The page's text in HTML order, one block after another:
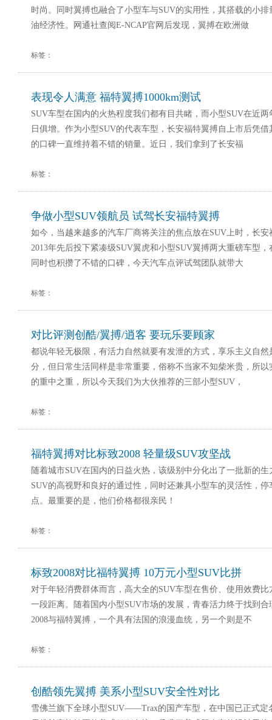
时尚。同时翼搏也融合了小型车与SUV的实用性，其搭载的小
油经济性。网通社查阅E-NCAP官网后发现，翼搏在欧洲做
标签：
表现令人满意 福特翼搏1000km测试
SUV车型在国内的火热程度我们都有目共睹，而小型SUV在近
日俱增。作为小型SUV的代表车型，长安福特翼搏自上市后凭
的口碑一直维持着不错的销量。近日，我们拿到了长安福
标签：
争做小型SUV领航员 试驾长安福特翼搏
如今，当越来越多的汽车厂商将关注的焦点放在SUV上时，长
2013年先后投下紧凑级SUV翼虎和小型SUV翼搏两大重磅车型
同时也积攒了不错的口碑，今天汽车点评试驾团队就带大
标签：
对比评测创酷/翼搏/逍客 要玩乐要顾家
都说年轻无极限，有活力自然就要有发泄的方式，享乐主义自
分，但日常生活同样是非常重要，俗称不当家不知柴米贵，所
的重中之重，所以今天我们为大伙推荐的三部小型SUV，
标签：
福特翼搏对比标致2008 轻量级SUV攻坚战
随着城市SUV在国内的日益火热，该级别中分化出了一批新的
SUV的高视野和良好的通过性，同时还兼具小型车的灵活性，
点。最重要的是，他们价格都很亲民！
标签：
标致2008对比福特翼搏 10万元小型SUV比拼
对于年轻消费群体而言，高大全的SUV车型在售价、使用效费
一段距离。随着国内小型SUV市场的发展，青春活力终于找到
2008与福特翼搏，一个具有法国的浪漫血统，另一个则是不
标签：
创酷领先翼搏 美系小型SUV安全性对比
雪佛兰旗下全球小型SUV——Trax的国产车型，在中国已正式定